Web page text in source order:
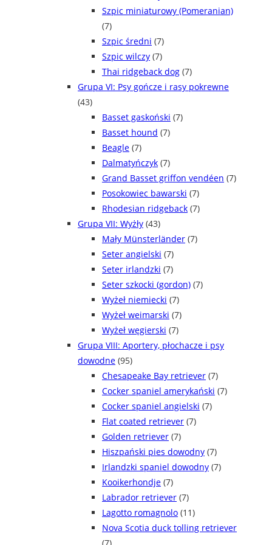
Szpic miniaturowy (Pomeranian)
(7)
Szpic średni (7)
Szpic wilczy (7)
Thai ridgeback dog (7)
Grupa VI: Psy gończe i rasy pokrewne
(43)
Basset gaskoński (7)
Basset hound (7)
Beagle (7)
Dalmatyńczyk (7)
Grand Basset griffon vendéen (7)
Posokowiec bawarski (7)
Rhodesian ridgeback (7)
Grupa VII: Wyżły (43)
Mały Münsterländer (7)
Seter angielski (7)
Seter irlandzki (7)
Seter szkocki (gordon) (7)
Wyżeł niemiecki (7)
Wyżeł weimarski (7)
Wyżeł węgierski (7)
Grupa VIII: Aportery, płochacze i psy
dowodne (95)
Chesapeake Bay retriever (7)
Cocker spaniel amerykański (7)
Cocker spaniel angielski (7)
Flat coated retriever (7)
Golden retriever (7)
Hiszpański pies dowodny (7)
Irlandzki spaniel dowodny (7)
Kooikerhondje (7)
Labrador retriever (7)
Lagotto romagnolo (11)
Nova Scotia duck tolling retriever